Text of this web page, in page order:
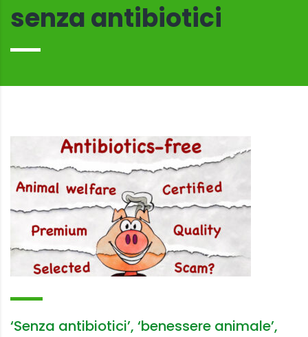
senza antibiotici
‘Senza antibiotici’, ‘benessere animale’,